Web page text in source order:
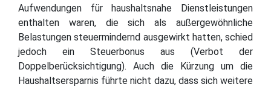
Aufwendungen für haushaltsnahe Dienstleistungen
enthalten waren, die sich als außergewöhnliche
Belastungen steuermindernd ausgewirkt hatten, schied
jedoch ein Steuerbonus aus (Verbot der
Doppelberücksichtigung). Auch die Kürzung um die
Haushaltsersparnis führte nicht dazu, dass sich weitere